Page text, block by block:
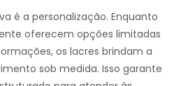
é a personalização. Enquanto
oferecem opções limitadas
os lacres brindam a
sob medida. Isso garante